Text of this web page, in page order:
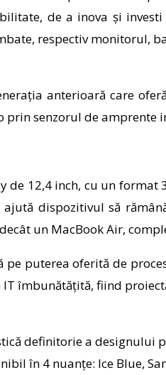
de a inova și
respectiv
anterioară care
senzorul de
de 12,4 inch, cu un
dispozitivul să
un MacBook Air,
pe puterea oferită de
îmbunătățită, fiind
definitorie a
în 4 nuanțe: Ice Blue,